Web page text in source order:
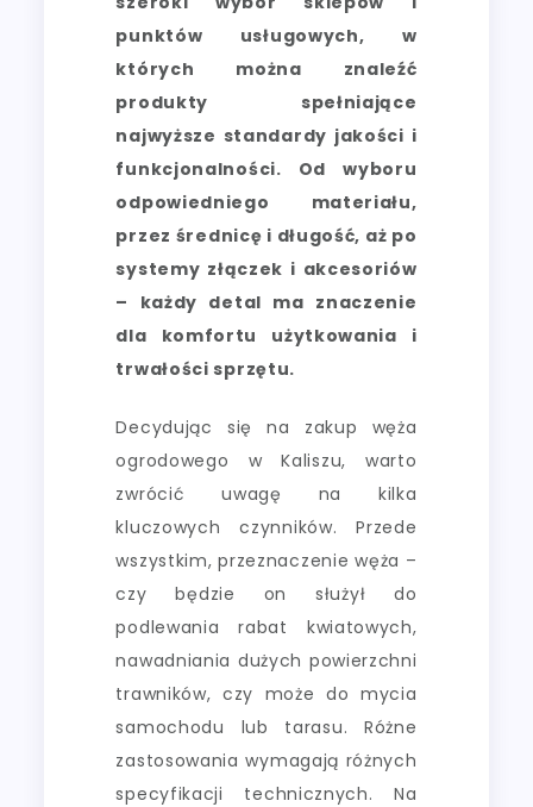
punktów usługowych, w
których można znaleźć
produkty spełniające
najwyższe standardy jakości i
funkcjonalności. Od wyboru
odpowiedniego materiału,
przez średnicę i długość, aż po
systemy złączek i akcesoriów
– każdy detal ma znaczenie
dla komfortu użytkowania i
trwałości sprzętu.
Decydując się na zakup węża
ogrodowego w Kaliszu, warto
zwrócić uwagę na kilka
kluczowych czynników. Przede
wszystkim, przeznaczenie węża –
czy będzie on służył do
podlewania rabat kwiatowych,
nawadniania dużych powierzchni
trawników, czy może do mycia
samochodu lub tarasu. Różne
zastosowania wymagają różnych
specyfikacji technicznych. Na